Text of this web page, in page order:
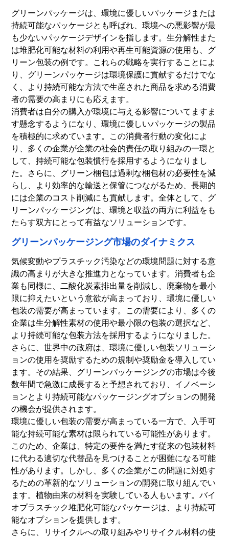
グリーンパッケージは、環境に優しいパッケージまたは
持続可能なパッケージとも呼ばれ、環境への悪影響が最
も少ないパッケージデザインを指します。生分解性また
は堆肥化可能な材料の利用や再生可能資源の使用も、グ
リーン包装の例です。これらの戦略を実行することによ
り、グリーンパッケージは環境保護に貢献するだけでな
く、より持続可能な方法で生産された商品を求める消費
者の需要の高まりにも応えます。
消費者は自分の購入が環境に与える影響についてますま
す懸念するようになり、環境に優しいパッケージの製品
を積極的に求めています。この消費者行動の変化によ
り、多くの企業が企業の社会的責任の取り組みの一環と
して、持続可能な包装慣行を採用するようになりまし
た。さらに、グリーン梱包は過剰な梱包材の必要性を減
らし、より効率的な輸送と保管につながるため、長期的
には企業のコスト削減にも貢献します。全体として、グ
リーンパッケージングは​​、環境と収益の両方に利益をも
たらす双方にとって有益なソリューションです。
グリーンパッケージング市場のダイナミクス
気候変動やプラスチック汚染などの環境問題に対する意
識の高まりが大きな推進力となっています。消費者も企
業も同様に、二酸化炭素排出量を削減し、廃棄物を最小
限に抑えたいという意欲が高まっており、環境に優しい
包装の需要が高まっています。この需要により、多くの
企業は生分解性素材の使用や最小限の包装の選択など、
より持続可能な包装方法を採用するようになりました。
さらに、世界中の政府は、環境に優しい包装ソリューシ
ョンの使用を奨励するための規制や奨励金を導入してい
ます。その結果、グリーンパッケージングの市場は今後
数年間で急激に成長すると予想されており、イノベーシ
ョンとより持続可能なパッケージングオプションの開発
の機会が提供されます。
環境に優しい包装の需要が高まっている一方で、入手可
能な持続可能な素材は限られている可能性があります。
このため、企業は、特定の要件を満たす従来の包装材料
に代わる適切な代替品を見つけることが困難になる可能
性があります。しかし、多くの企業がこの問題に対処す
るための革新的なソリューションの開発に取り組んでい
ます。植物由来の材料を実験している人もいます。 バイ
オプラスチック堆肥化可能なパッケージは、より持続可
能なオプションを提供します。
さらに、リサイクルへの取り組みやリサイクル材料の使